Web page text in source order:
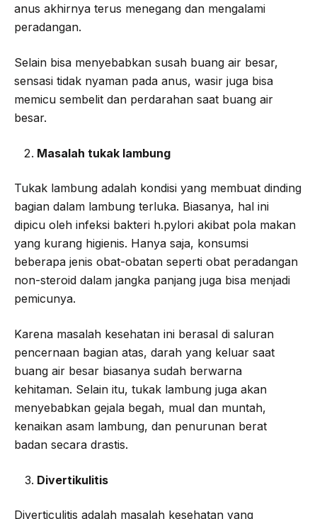
anus akhirnya terus menegang dan mengalami
peradangan.
Selain bisa menyebabkan susah buang air besar,
sensasi tidak nyaman pada anus, wasir juga bisa
memicu sembelit dan perdarahan saat buang air
besar.
Masalah tukak lambung
Tukak lambung adalah kondisi yang membuat dinding
bagian dalam lambung terluka. Biasanya, hal ini
dipicu oleh infeksi bakteri h.pylori akibat pola makan
yang kurang higienis. Hanya saja, konsumsi
beberapa jenis obat-obatan seperti obat peradangan
non-steroid dalam jangka panjang juga bisa menjadi
pemicunya.
Karena masalah kesehatan ini berasal di saluran
pencernaan bagian atas, darah yang keluar saat
buang air besar biasanya sudah berwarna
kehitaman. Selain itu, tukak lambung juga akan
menyebabkan gejala begah, mual dan muntah,
kenaikan asam lambung, dan penurunan berat
badan secara drastis.
Divertikulitis
Diverticulitis adalah masalah kesehatan yang